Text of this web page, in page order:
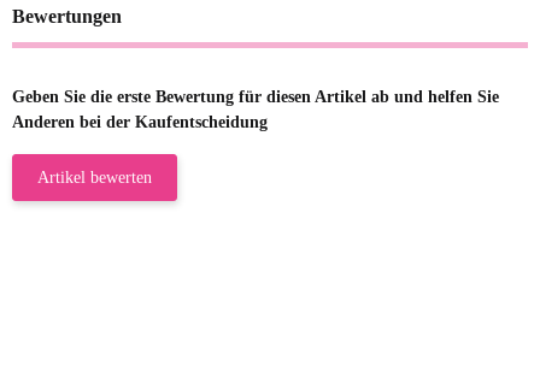
Bewertungen
Geben Sie die erste Bewertung für diesen Artikel ab und helfen Sie
Anderen bei der Kaufentscheidung
Artikel bewerten